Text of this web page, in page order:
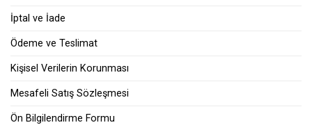
İptal ve İade
Ödeme ve Teslimat
Kişisel Verilerin Korunması
Mesafeli Satış Sözleşmesi
Ön Bilgilendirme Formu